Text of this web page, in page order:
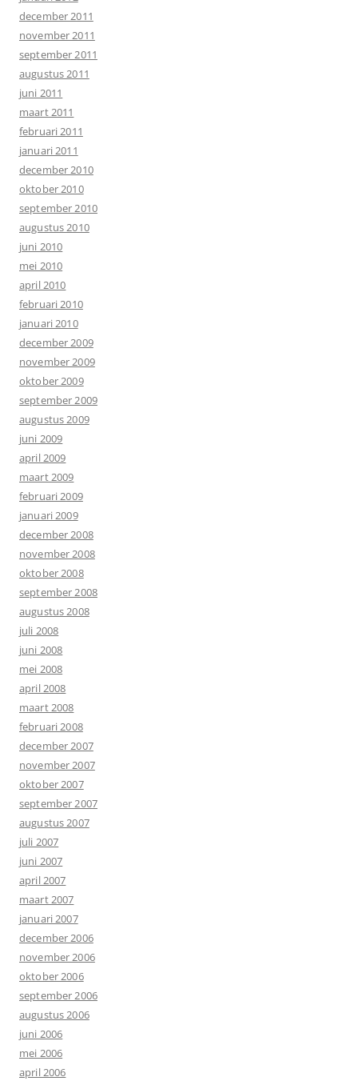
december 2011
november 2011
september 2011
augustus 2011
juni 2011
maart 2011
februari 2011
januari 2011
december 2010
oktober 2010
september 2010
augustus 2010
juni 2010
mei 2010
april 2010
februari 2010
januari 2010
december 2009
november 2009
oktober 2009
september 2009
augustus 2009
juni 2009
april 2009
maart 2009
februari 2009
januari 2009
december 2008
november 2008
oktober 2008
september 2008
augustus 2008
juli 2008
juni 2008
mei 2008
april 2008
maart 2008
februari 2008
december 2007
november 2007
oktober 2007
september 2007
augustus 2007
juli 2007
juni 2007
april 2007
maart 2007
januari 2007
december 2006
november 2006
oktober 2006
september 2006
augustus 2006
juni 2006
mei 2006
april 2006